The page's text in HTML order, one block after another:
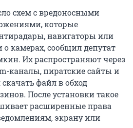
схем с вредоносными
которые
навигаторы или
камерах, сообщил депутат
Их распространяют через
каналы, пиратские сайты и
файл в обход
После установки такое
расширенные права
экрану или